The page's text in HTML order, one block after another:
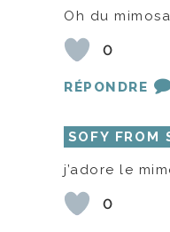
Oh du
0
RÉPONDRE
SOFY FROM
j’adore le
0